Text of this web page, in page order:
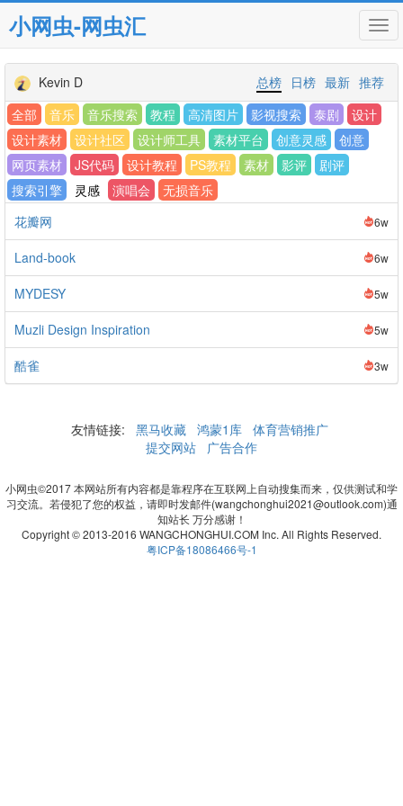
小网虫-网虫汇
Kevin D 推荐
最新
日榜
总榜
全部
音乐 音乐搜索 教程 高清图片 影视搜索 泰剧
设计
设计素材
设计社区 设计师工具 素材平台 创意灵感
创意
网页素材
JS代码 设计教程 PS教程 素材 影评
剧评
搜索引擎
灵感 演唱会
无损音乐
花瓣网
6w
Land-book 6w
MYDESY 5w
Muzli Design Inspiration 5w
酷雀 3w
友情链接: 黑马收藏 鸿蒙1库 体育营销推广
提交网站
广告合作
小网虫©2017 本网站所有内容都是靠程序在互联网上自动搜集而来，仅供测试和学
习交流。若侵犯了您的权益，请即时发邮件(wangchonghui2021@outlook.com)通
知站长 万分感谢！
Copyright © 2013-2016 WANGCHONGHUI.COM Inc. All Rights Reserved.
粤ICP备18086466号-1